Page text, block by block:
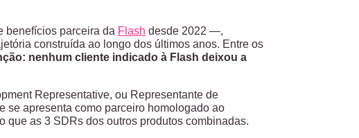
benefícios parceira da Flash desde 2022 —,
construída ao longo dos últimos anos. Entre os
nenhum cliente indicado à Flash deixou a
Representative, ou Representante de
se apresenta como parceiro homologado ao
as 3 SDRs dos outros produtos combinadas.